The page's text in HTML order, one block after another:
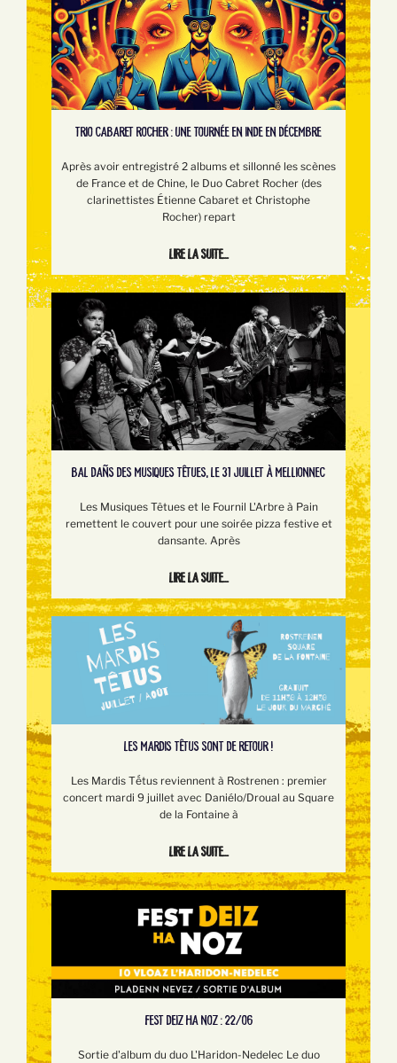
TRIO CABARET ROCHER : UNE TOURNÉE EN INDE EN DÉCEMBRE
Après avoir entregistré 2 albums et sillonné les scènes
de France et de Chine, le Duo Cabret Rocher (des
clarinettistes Étienne Cabaret et Christophe
Rocher) repart
Lire la suite...
BAL DAÑS DES MUSIQUES TÊTUES, LE 31 JUILLET À MELLIONNEC
Les Musiques Têtues et le Fournil L'Arbre à Pain
remettent le couvert pour une soirée pizza festive et
dansante. Après
Lire la suite...
LES MARDIS TÊTUS SONT DE RETOUR !
Les Mardis Tếtus reviennent à Rostrenen : premier
concert mardi 9 juillet avec Daniélo/Droual au Square
de la Fontaine à
Lire la suite...
FEST DEIZ HA NOZ : 22/06
Sortie d'album du duo L'Haridon-Nedelec Le duo